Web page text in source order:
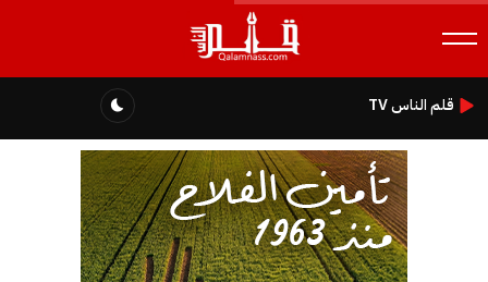
قلم الناس TV